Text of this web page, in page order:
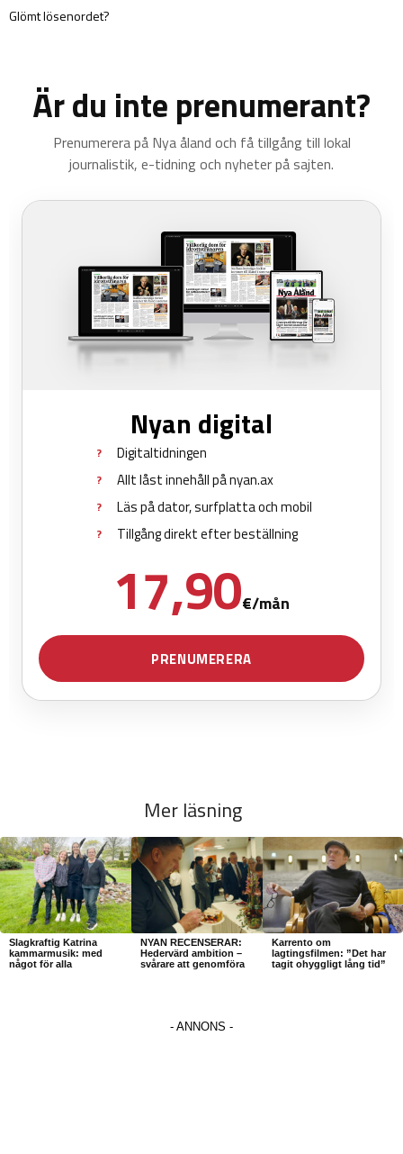
Mer läsning
Slagkraftig Katrina
kammarmusik: med
något för alla
NYAN RECENSERAR:
Hedervärd ambition –
svårare att genomföra
Karrento om
lagtingsfilmen: ”Det har
tagit ohyggligt lång tid”